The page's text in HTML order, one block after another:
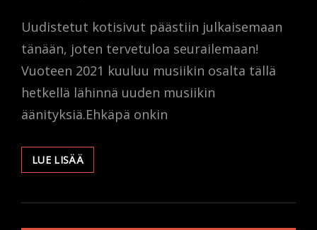
Uudistetut kotisivut päästiin julkaisemaan
tänään, joten tervetuloa seurailemaan!
Vuoteen 2021 kuuluu musiikin osalta tällä
hetkellä lähinnä uuden musiikin
äänityksiä.Ehkäpä onkin
LUE LISÄÄTERVETULOA!